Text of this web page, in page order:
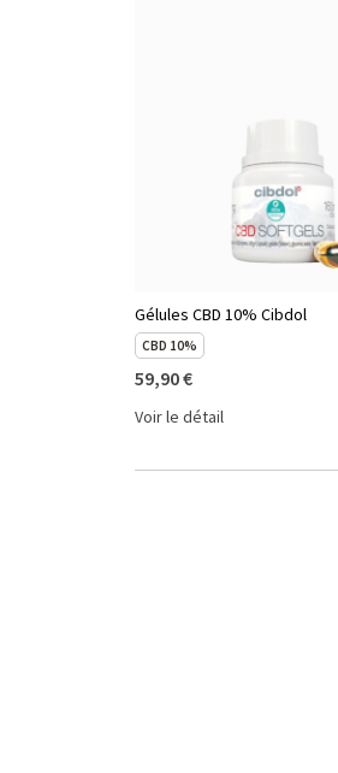
Gélules CBD 10% Cibdol
CBD 10%
59,90 €
Voir le détail